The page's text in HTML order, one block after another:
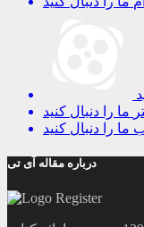
ما را دنبال کنید
ما را دنبال کنید
درباره مقاله آی تی